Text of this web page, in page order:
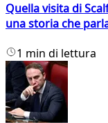
Quella visita di
una storia che
1 min di lettura